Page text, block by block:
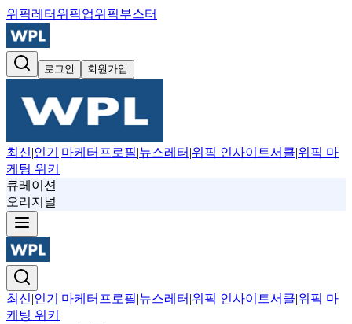
위픽레터 위픽업위픽부스터
로그인 회원가입
최신|인기 |마케터프로필|뉴스레터 |위픽 인사이트서클|위픽 마
케팅 위키
큐레이션
오리지널
최신|인기 |마케터프로필|뉴스레터 |위픽 인사이트서클|위픽 마
케팅 위키